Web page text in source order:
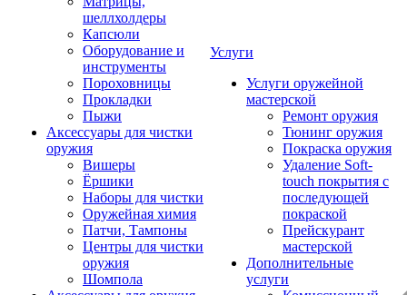
шеллхолдеры
Капсюли
Оборудование и
инструменты
Пороховницы
Прокладки
Пыжи
Аксессуары для чистки
оружия
Вишеры
Ёршики
Наборы для чистки
Оружейная химия
Патчи, Тампоны
Центры для чистки
оружия
Шомпола
Услуги
Услуги оружейной
мастерской
Ремонт оружия
Тюнинг оружия
Покраска оружия
Удаление Soft-
touch покрытия с
последующей
покраской
Прейскурант
мастерской
Дополнительные
услуги